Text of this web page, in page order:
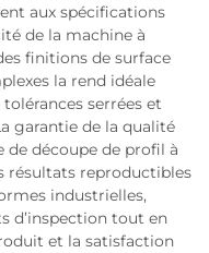
aux spécifications
de la machine à
finitions de surface
la rend idéale
serrées et
garantie de la qualité
de découpe de profil à
résultats reproductibles
industrielles,
d’inspection tout en
et la satisfaction